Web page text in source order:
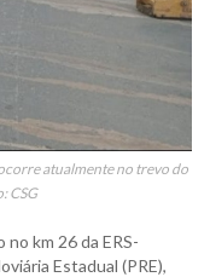
atualmente no trevo do
CSG
km 26 da ERS-
Estadual (PRE),